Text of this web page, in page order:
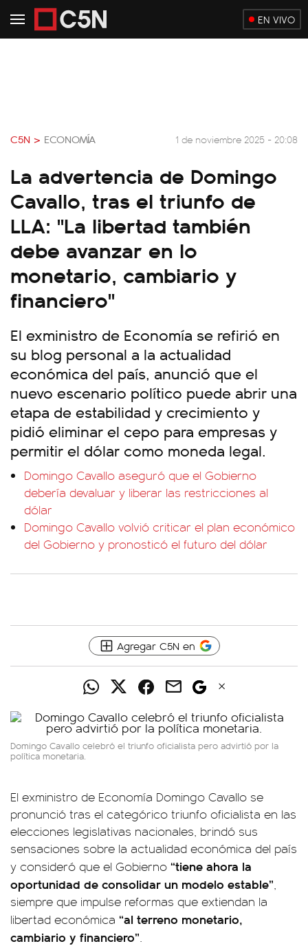
EN VIVO
C5N > ECONOMÍA 1 de noviembre 2025 - 20:08
La advertencia de Domingo
Cavallo, tras el triunfo de
LLA: "La libertad también
debe avanzar en lo
monetario, cambiario y
financiero"
El exministro de Economía se refirió en
su blog personal a la actualidad
económica del país, anunció que el
nuevo escenario político puede abrir una
etapa de estabilidad y crecimiento y
pidió eliminar el cepo para empresas y
permitir el dólar como moneda legal.
Domingo Cavallo aseguró que el Gobierno
debería devaluar y liberar las restricciones al
dólar
Domingo Cavallo volvió criticar el plan económico
del Gobierno y pronosticó el futuro del dólar
Agregar C5N en
Domingo Cavallo celebró el triunfo oficialista pero advirtió por la
política monetaria.
El exministro de Economía Domingo Cavallo se
pronunció tras el categórico triunfo oficialista en las
elecciones legislativas nacionales, brindó sus
sensaciones sobre la actualidad económica del país
y consideró que el Gobierno “tiene ahora la
oportunidad de consolidar un modelo estable”,
siempre que impulse reformas que extiendan la
libertad económica “al terreno monetario,
cambiario y financiero”.